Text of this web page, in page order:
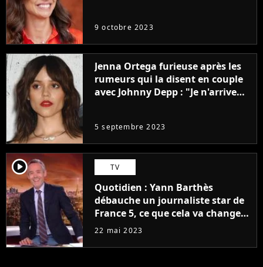
9 octobre 2023
Jenna Ortega furieuse après les
rumeurs qui la disent en couple
avec Johnny Depp : "Je n'arrive
5 septembre 2023
player2 TV
Quotidien : Yann Barthès
débauche un journaliste star de
France 5, ce que cela va changer
à la rentrée
22 mai 2023